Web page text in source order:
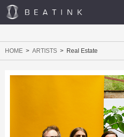
HOME ARTISTS Real Estate